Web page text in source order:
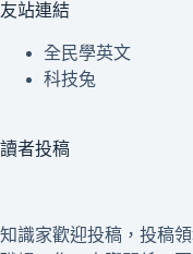
友站連結
全民學英文
科技兔
讀者投稿
知識家歡迎投稿，投稿